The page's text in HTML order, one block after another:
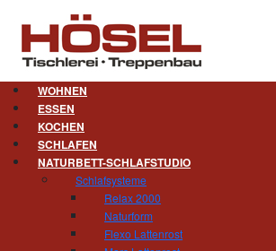
WOHNEN
ESSEN
KOCHEN
SCHLAFEN
NATURBETT-SCHLAFSTUDIO
Schlafsysteme
Relax 2000
Naturform
Flexo Lattenrost
Tischlerei und
Hainstraße 11